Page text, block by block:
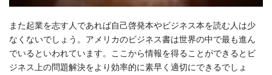
また起業を志す人であれば自己啓発本やビジネス本を読む人は少
なくないでしょう。アメリカのビジネス書は世界の中で最も進ん
でいるといわれています。ここから情報を得ることができるとビ
ジネス上の問題解決をより効率的に素早く適切にできるでしょ